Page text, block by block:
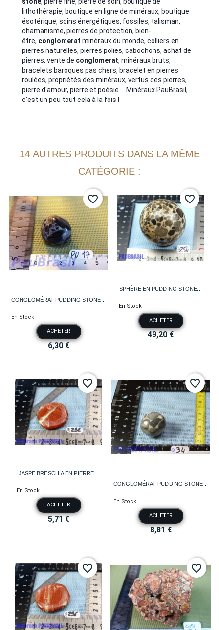
lithothérapie, boutique en ligne de minéraux, boutique
ésotérique, soins énergétiques, fossiles, talisman,
chamanisme, pierres de protection, bien-
être, conglomerat minéraux du monde, colliers en
pierres naturelles, pierres polies, cabochons, achat de
pierres, vente de conglomerat, minéraux bruts,
bracelets baroques pas chers, bracelet en pierres
roulées, propriétés des minéraux, vertus des pierres,
pierre d'amour, pierre et poésie ... Minéraux PauBrasil,
c'est un peu tout cela à la fois !
14 AUTRES PRODUITS DANS LA MÊME
CATÉGORIE :
CONGLOMÉRAT PUDDING STONE...
En Stock
ACHETER
6,30 €
favorite_border
SPHÈRE EN PUDDING STONE...
En Stock
ACHETER
49,20 €
favorite_border
JASPE BRESCHIA EN PIERRE...
En Stock
ACHETER
5,71 €
favorite_border
CONGLOMÉRAT PUDDING STONE...
En Stock
ACHETER
8,81 €
favorite_border
favorite_border favorite_border